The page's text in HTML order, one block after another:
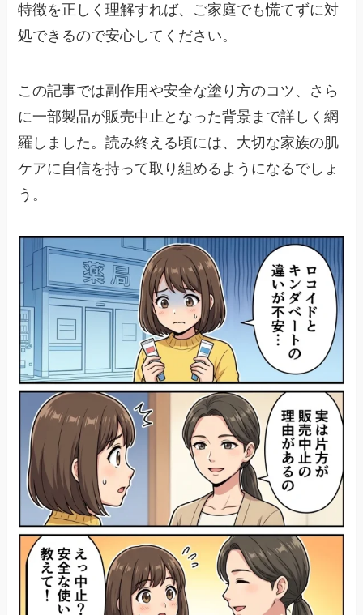
特徴を正しく理解すれば、ご家庭でも慌てずに対
処できるので安心してください。
この記事では副作用や安全な塗り方のコツ、さら
に一部製品が販売中止となった背景まで詳しく網
羅しました。読み終える頃には、大切な家族の肌
ケアに自信を持って取り組めるようになるでしょ
う。